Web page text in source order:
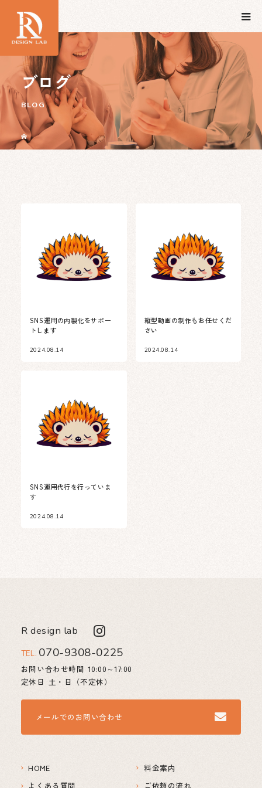
ブログ
BLOG
SNS運用の内製化をサポー
トします
2024.08.14
縦型動画の制作もお任せくだ
さい
2024.08.14
SNS運用代行を行っていま
す
2024.08.14
R design lab
TEL. 070-9308-0225
お問い合わせ時間 10:00～17:00
定休日 土・日（不定休）
メールでのお問い合わせ
HOME
料金案内
よくある質問
ご依頼の流れ